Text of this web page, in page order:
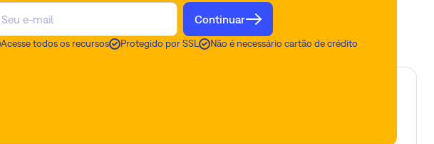
Continuar
Acesse todos os recursos Protegido por SSL Não é necessário cartão de crédito